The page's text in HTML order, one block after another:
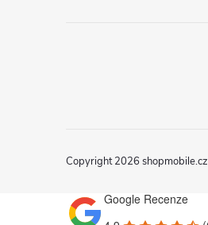
Copyright 2026 shopmobile.cz
Google Recenze